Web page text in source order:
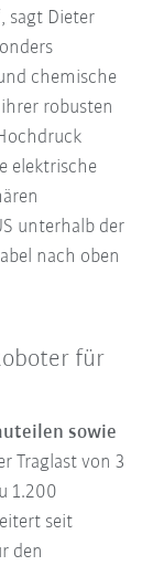
sagt Dieter
chemische
robusten
elektrische
unterhalb der
nach oben
für
sowie
Traglast von 3
1.200
seit
den